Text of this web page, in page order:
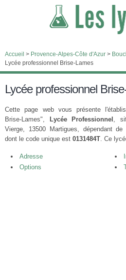
Accueil > Provence-Alpes-Côte d'Azur >
Lycée professionnel Brise-Lames
Lycée professionnel
Cette page web vous présente
Brise-Lames",
Lycée Professionnel ,
Vierge, 13500 Martigues, dépendant
dont le code unique est 0131484T. Ce
Adresse
Options